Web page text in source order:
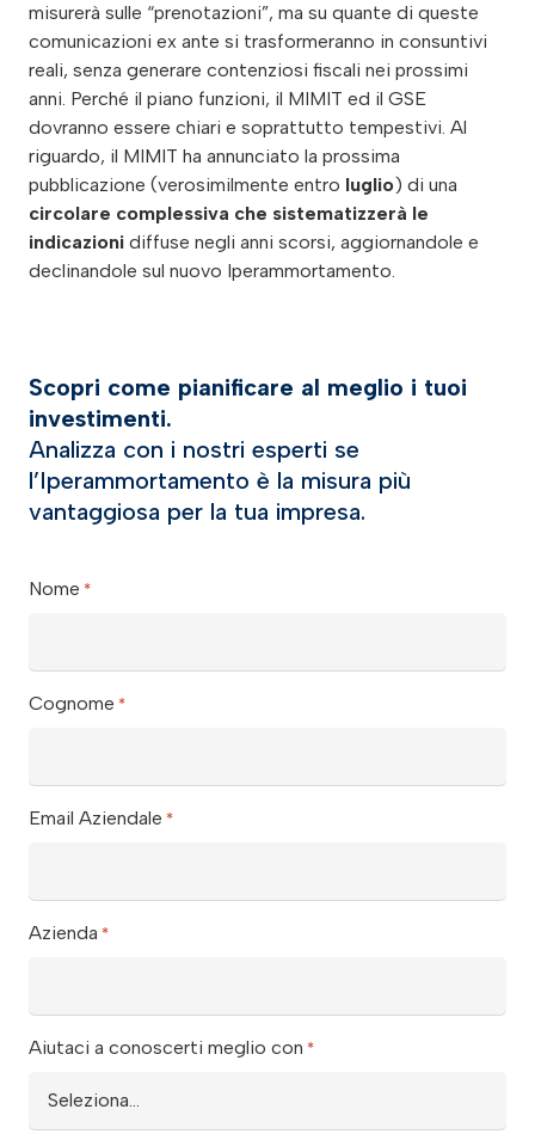
misurerà sulle “prenotazioni”, ma su quante di queste
comunicazioni ex ante si trasformeranno in consuntivi
reali, senza generare contenziosi fiscali nei prossimi
anni. Perché il piano funzioni, il MIMIT ed il GSE
dovranno essere chiari e soprattutto tempestivi. Al
riguardo, il MIMIT ha annunciato la prossima
pubblicazione (verosimilmente entro luglio) di una
circolare complessiva che sistematizzerà le
indicazioni diffuse negli anni scorsi, aggiornandole e
declinandole sul nuovo Iperammortamento.
Scopri come pianificare al meglio i tuoi
investimenti.
Analizza con i nostri esperti se
l’Iperammortamento è la misura più
vantaggiosa per la tua impresa.
Nome *
Cognome *
Email Aziendale *
Azienda *
Aiutaci a conoscerti meglio con *